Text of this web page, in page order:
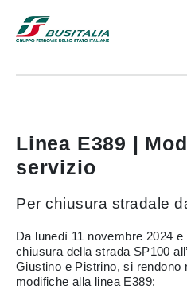
Linea E389 |
servizio
Per chiusura stradale
Da lunedì 11 novembre 2024
chiusura della strada SP100
Giustino e Pistrino, si rendono
modifiche alla linea E389: